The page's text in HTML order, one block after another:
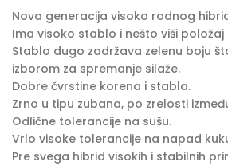
Nova generacija visoko rodnog
Ima visoko stablo i nešto viši položaj
Stablo dugo zadržava zelenu boju
izborom za spremanje silaže.
Dobre čvrstine korena i stabla.
Zrno u tipu zubana, po zrelosti između
Odlične tolerancije na sušu.
Vrlo visoke tolerancije na napad
Pre svega hibrid visokih i stabilnih